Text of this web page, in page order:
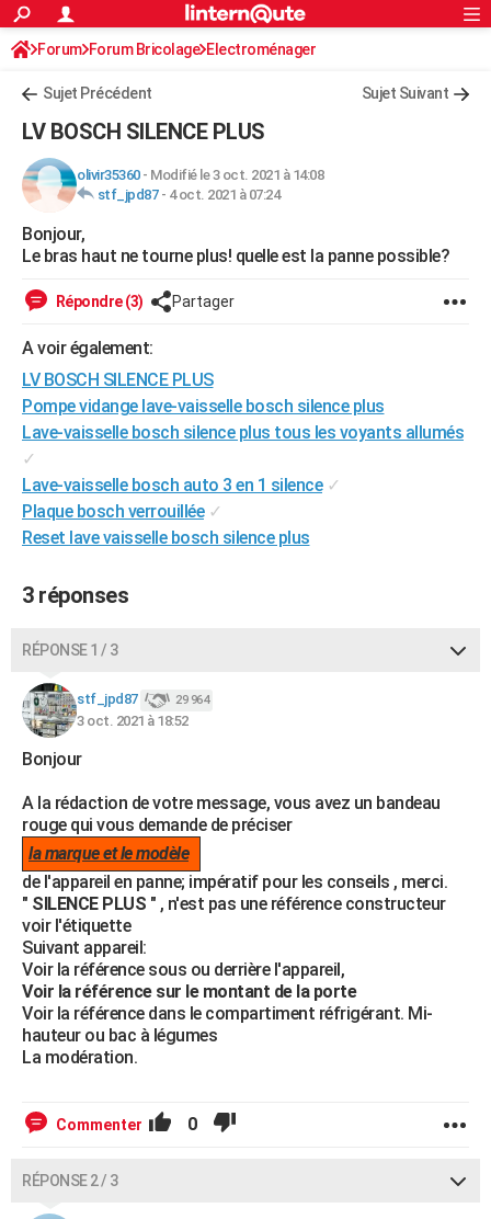
ACTUALITÉS
Politique
Société
Faits Divers
Education
Monde
Villes
+
FINANCE
Retraite
Impôts
Epargne
Immobilier
Risques naturels par ville
Banque
Assurance
Crédit
AUTO
Essais
Réserver un essai
Citadines
Berlines
SUV
Forum auto
+HIGH-TECH
Mobiles
Meilleur smartphone
Internet
Ordinateurs
Jeux vidéo
Guide high-tech
BRICOLAGE
WEEK-END
Guides de France
Escapades
Patrimoine
Expositions
Musées
Week-end nature
+LIFESTYLE
Art de vivre
Bien-être
Loisirs
ModeModes de vie
SANTE
Alimentation
Guide de la santé
Maladies
Médicaments
Sommeil
Destinations
City break
Voyage nature
Voyage de noces
Forum
Climat
PHOTO
BONS PLANS
CARTE DE VOEUX
Carte de Noël
Carte Bonne année
Carte Saint-Valentin
Carte Pâques
Carte d'anniversaire
DICTIONNAIRE
Dictionnaire
Biographies
Citations
Expressions
Proverbes
PROGRAMME TV
S'inscrire
Se connecter
Lycées
Collèges
Primaires
Universités
Entreprises
Service militaire
Avis de recherche
AVIS DE DÉCÈS
FORUM
Bricolage
Lifestyle
Culture
Sport
Auto
Television
Voyage
Cinema
S'inscrire
Connexion
Forum Forum Bricolage Electroménager
Sujet Précédent Sujet Suivant
LV BOSCH SILENCE PLUS
olivir35360- Modifié le 3 oct. 2021 à 14:08
stf_jpd87- 4 oct. 2021 à 07:24
Bonjour,
Le bras haut ne tourne plus! quelle est la panne possible?
Répondre (3) Partager
A voir également:
LV BOSCH SILENCE PLUS
Pompe vidange lave-vaisselle bosch silence plus
Lave-vaisselle bosch silence plus tous les voyants allumés
✓
Lave-vaisselle bosch auto 3 en 1 silence ✓
Plaque bosch verrouillée ✓
Reset lave vaisselle bosch silence plus
3 réponses
RÉPONSE 1 / 3
stf_jpd87 29 964
3 oct. 2021 à 18:52
Bonjour
A la rédaction de votre message, vous avez un bandeau
rouge qui vous demande de préciser
la marque et le modèle
de l'appareil en panne; impératif pour les conseils , merci.
" SILENCE PLUS " , n'est pas une référence constructeur
voir l'étiquette
Suivant appareil:
Voir la référence sous ou derrière l'appareil,
Voir la référence sur le montant de la porte
Voir la référence dans le compartiment réfrigérant. Mi-
hauteur ou bac à légumes
La modération.
Commenter 0
RÉPONSE 2 / 3